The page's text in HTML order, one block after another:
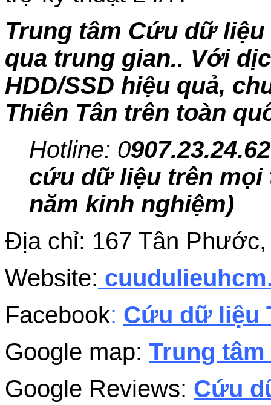
Trung tâm Cứu dữ
qua trung gian.. Với
HDD/SSD hiệu quả,
Thiên Tân trên toàn
Hotline: 0
cứu dữ liệu trên
năm kinh nghiệm)
Địa chỉ: 167 Tân
Website:
Facebook: Cứu dữ liệu
Google map: Trung
Google Reviews: Cứu